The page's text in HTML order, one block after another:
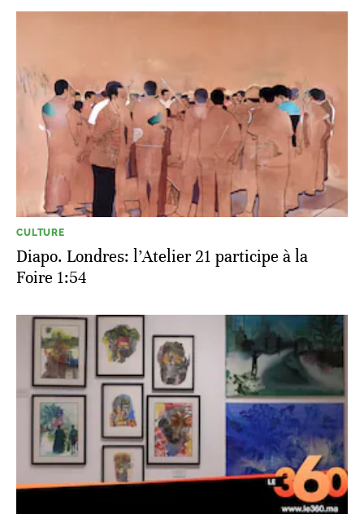
CULTURE
Diapo. Londres: l’Atelier 21 participe à la
Foire 1:54